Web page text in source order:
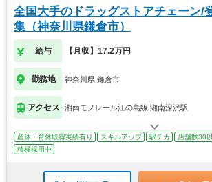
全国大手のドラッグストアチェーン/
集（神奈川県鎌倉市）
給与 【月収】17.2万円
勤務地 神奈川県 鎌倉市
アクセス 湘南モノレール江の島線 湘南深沢駅
産休・育休取得実績有り スキルアップ 駅チカ 店舗数30
積極採用中